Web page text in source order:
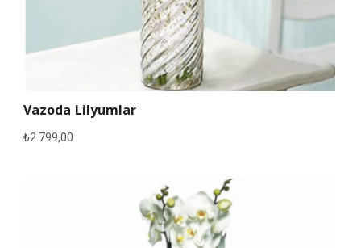
Vazoda Lilyumlar
₺2.799,00